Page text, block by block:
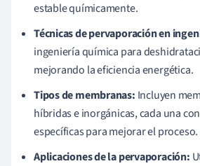
estable químicamente.
Técnicas de pervaporación en
ingeniería química para
mejorando la eficiencia energética.
Tipos de membranas: Incluyen
híbridas e inorgánicas, cada una
específicas para mejorar el proceso.
Aplicaciones de la pervaporación: